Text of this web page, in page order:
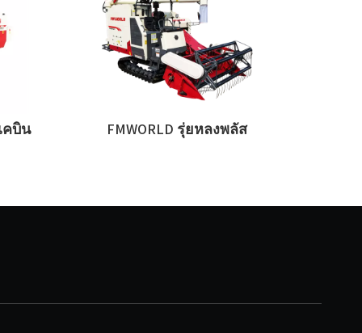
คบิน FMWORLD รุ่ยหลงพลัส